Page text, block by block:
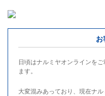
お
日頃はナルミヤオンラインを
ます。
大変混みあっており、現在ナ